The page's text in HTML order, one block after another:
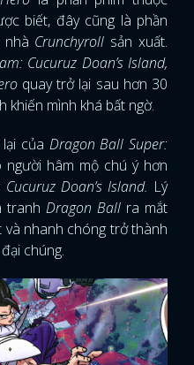
biết, đây cũng là phần
Crunchyroll sản xuất.
Cucuruz Doan’s Island,
quay trở lại sau hơn 30
khiến mình khá bất ngờ.
của Dragon Ball Super:
hâm mộ chú ý hơn
Doan’s Island. Lý
tranhDragon Ball ra mắt
nhanh chóng trở thành
chúng.